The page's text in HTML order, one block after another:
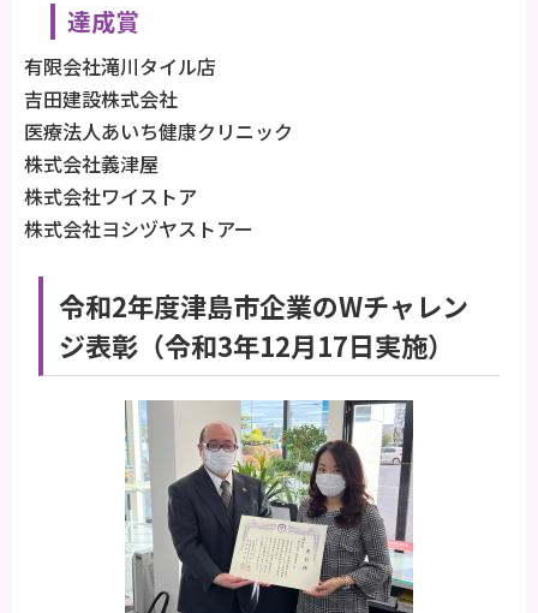
達成賞
有限会社滝川タイル店
吉田建設株式会社
医療法人あいち健康クリニック
株式会社義津屋
株式会社ワイストア
株式会社ヨシヅヤストアー
令和2年度津島市企業のWチャレン
ジ表彰（令和3年12月17日実施）